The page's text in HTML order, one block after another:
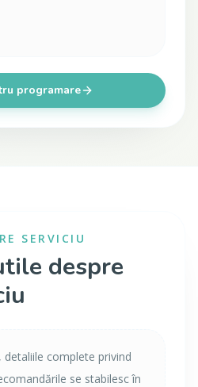
programare
SERVICIU
despre
detaliile complete privind
se stabilesc în